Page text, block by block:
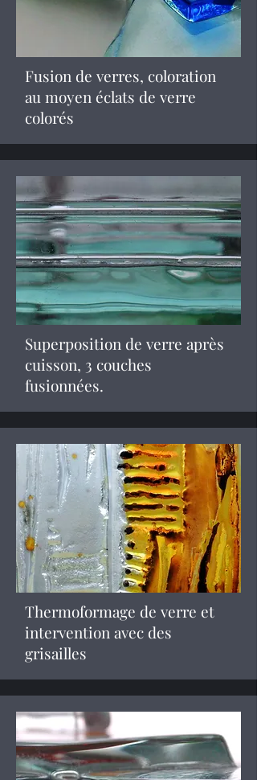
Fusion de verres, coloration
au moyen éclats de verre
colorés
Superposition de verre après
cuisson, 3 couches
fusionnées.
Thermoformage de verre et
intervention avec des
grisailles